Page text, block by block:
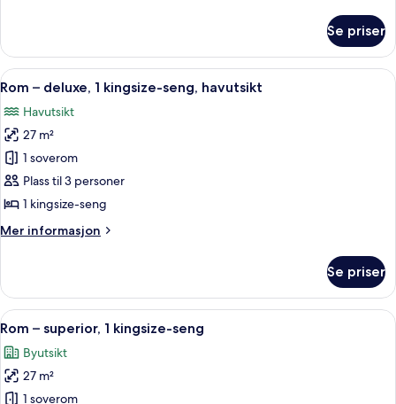
–
superior,
2
Se priser
Åpne
alle
bildene
av
Rom
–
deluxe,
kingsize-
Rom – deluxe, 1 kingsize-seng,
17
Rom – deluxe, 1 kingsize-seng, havutsikt
Havutsikt
27 m²
1 soverom
Plass til 3 personer
1 kingsize-seng
Mer informasjon
Mer
–
deluxe,
1
seng,
havutsikt
Se priser
Åpne
alle
bildene
av
Safe på rommet, skrivebord og
10
Rom – superior, 1 kingsize-seng
Byutsikt
27 m²
1 soverom